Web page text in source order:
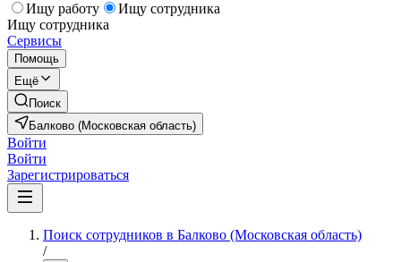
Ищу работу
Ищу сотрудника
Ищу сотрудника
Сервисы
Помощь
Ещё
Поиск
Балково (Московская область)
Войти
Войти
Зарегистрироваться
Поиск сотрудников в Балково (Московская область)
/